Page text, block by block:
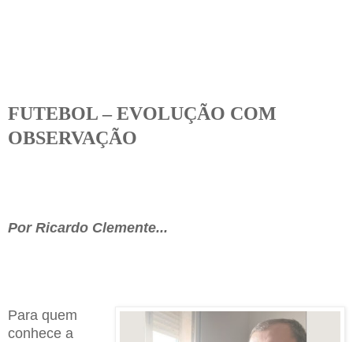
FUTEBOL – EVOLUÇÃO COM
OBSERVAÇÃO
Por Ricardo Clemente...
Para quem
conhece a